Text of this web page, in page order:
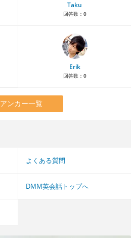
Taku
回答数： 0
Erik
回答数： 0
アンカー一覧
よくある質問
DMM英会話トップへ